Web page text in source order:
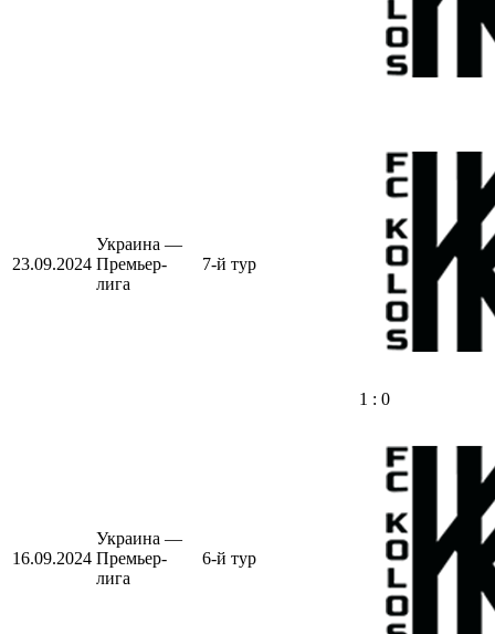
23.09.2024
Украина —
Премьер-
лига
7-й тур
1 : 0
16.09.2024
Украина —
Премьер-
лига
6-й тур